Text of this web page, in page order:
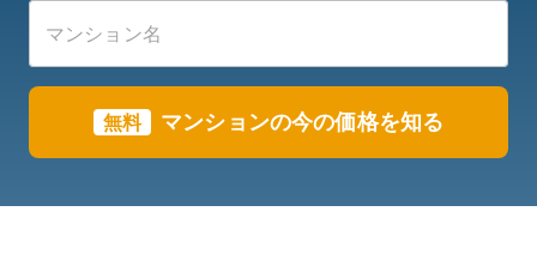
無料 マンションの今の価格を知る